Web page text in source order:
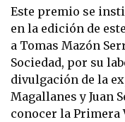
Este premio se
en la edición de
a Tomas Mazón
Sociedad, por su
divulgación de la
Magallanes y Juan
conocer la Primera